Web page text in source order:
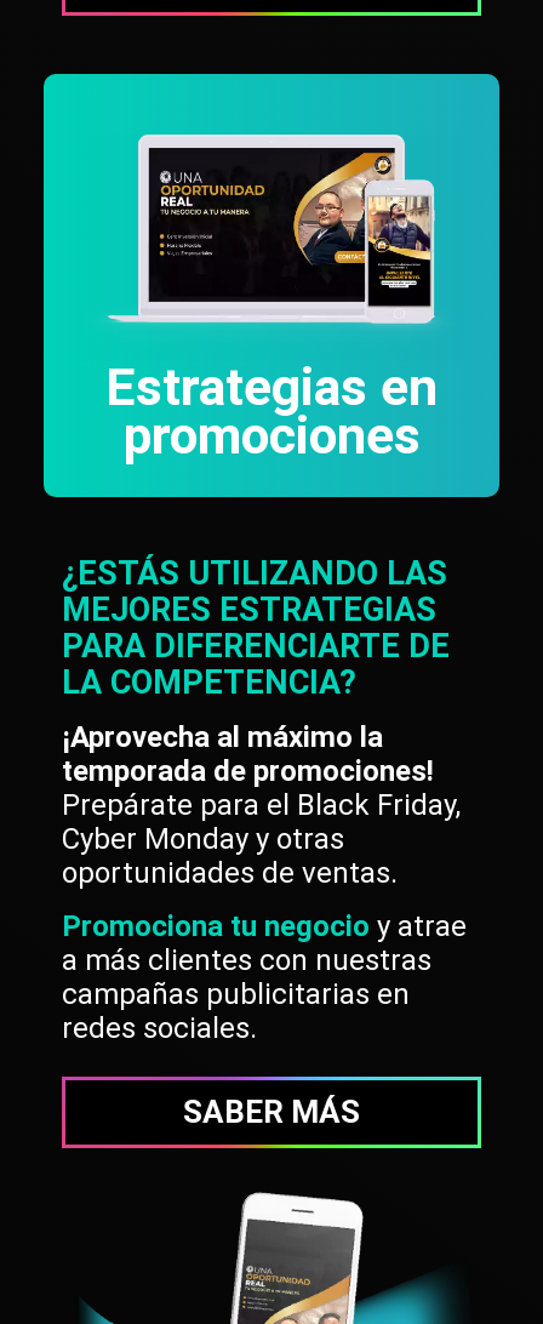
Estrategias en
promociones
¿ESTÁS UTILIZANDO LAS
MEJORES ESTRATEGIAS
PARA DIFERENCIARTE DE
LA COMPETENCIA?
¡Aprovecha al máximo la
temporada de promociones!
Prepárate para el Black Friday,
Cyber Monday y otras
oportunidades de ventas.
Promociona tu negocio y atrae
a más clientes con nuestras
campañas publicitarias en
redes sociales.
SABER MÁS